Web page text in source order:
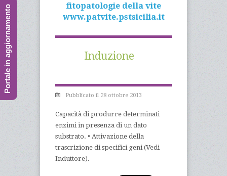
fitopatologie della vite
www.patvite.pstsicilia.it
Induzione
Pubblicato il 28 ottobre 2013
Capacità di produrre determinati
enzimi in presenza di un dato
substrato. • Attivazione della
trascrizione di specifici geni (Vedi
Induttore).
Portale in aggiornamento